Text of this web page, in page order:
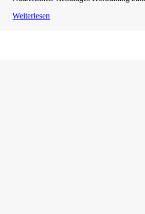
Weiterlesen